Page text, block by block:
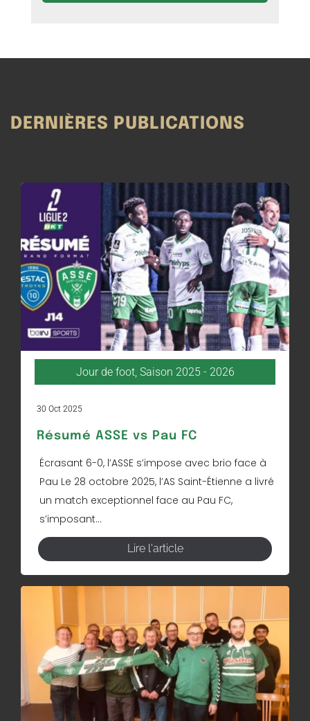
DERNIÈRES PUBLICATIONS
Jour de foot, Saison 2025 - 2026
30 Oct 2025
Résumé ASSE vs Pau FC
Écrasant 6-0, l’ASSE s’impose avec brio face à
Pau Le 28 octobre 2025, l’AS Saint-Étienne a livré
un match exceptionnel face au Pau FC,
s’imposant...
Lire l'article